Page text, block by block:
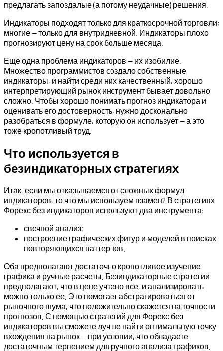
предлагать запоздалые (а потому неудачные) решения.
Индикаторы подходят только для краткосрочной торговли;
многие — только для внутридневной. Индикаторы плохо
прогнозируют цену на срок больше месяца.
Еще одна проблема индикаторов — их изобилие.
Множество программистов создало собственные
индикаторы, и найти среди них качественный, хорошо
интерпретирующий рынок инструмент бывает довольно
сложно. Чтобы хорошо понимать прогноз индикатора и
оценивать его достоверность, нужно досконально
разобраться в формуле, которую он использует — а это
тоже кропотливый труд.
Что используется в
безиндикаторных стратегиях
Итак, если мы отказываемся от сложных формул
индикаторов, то что мы используем взамен? В стратегиях
Форекс без индикаторов используют два инструмента:
свечной анализ;
построение графических фигур и моделей в поисках
повторяющихся паттернов.
Оба предполагают достаточно кропотливое изучение
графика и ручные расчеты. Безиндикаторные стратегии
предполагают, что в цене учтено все, и анализировать
можно только ее. Это помогает абстрагироваться от
рыночного шума, что положительно скажется на точности
прогнозов. С помощью стратегий для Форекс без
индикаторов вы сможете лучше найти оптимальную точку
вхождения на рынок — при условии, что обладаете
достаточным терпением для ручного анализа графиков.